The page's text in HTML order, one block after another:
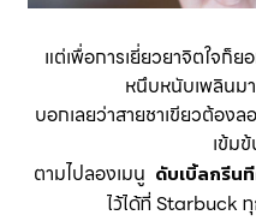
แต่เพื่อการเยี่ยวยาจิตใจก็
หนึบหนับเพลินม
บอกเลยว่าสายชาเขียวต้องล
เข้ม
ตามไปลองเมนู ดับเบิ้ลกรีน
ไว้ได้ที่ Starbuck